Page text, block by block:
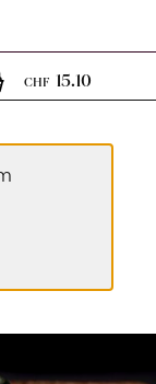
CHF 15.101